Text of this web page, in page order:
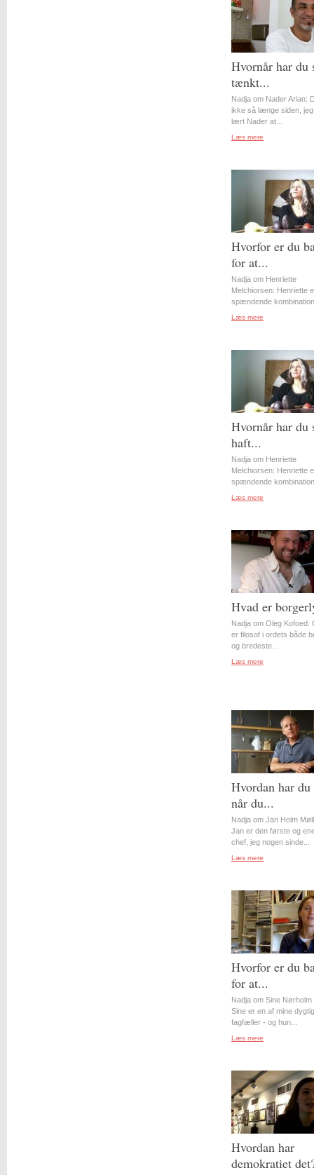
Hvornår har du
tænkt...
Nadja om Nader Arian:
ikke så længe siden,
lært Nader at...
Læs mere
Hvorfor er du
for at...
Nadja om Henriette
Melchiorsen: Henriette
spændende
Læs mere
Hvornår har du
haft...
Nadja om Henriette
Melchiorsen: Henriette
spændende
Læs mere
Hvad er
Nadja om Oleg Kofoed:
er filosof i ordets både
og bredeste...
Læs mere
Hvordan har du
når du...
Nadja om Jan Holm
Jan er den første og
chef, jeg nogen sinde...
Læs mere
Hvorfor er du
for at...
Nadja om Sine
Sine er en af mine
fagfæller - og hun...
Læs mere
Hvordan har
demokratiet